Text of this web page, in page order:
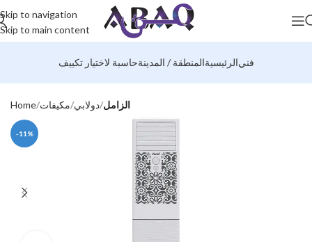
Skip to navigation
Skip to main content
حاسبة لاختيار تكييفالمنطقة / المدينةالرئيسيةفني
Home مكيفات دولابي الزامل
-11%